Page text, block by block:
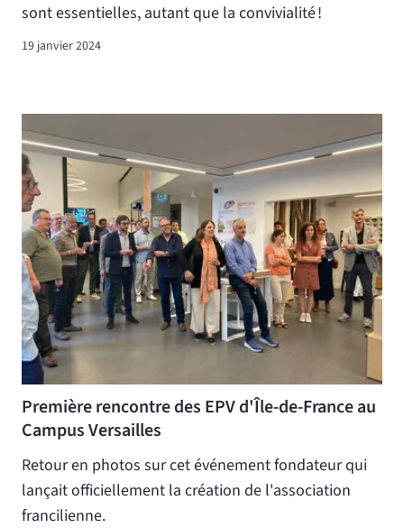
sont essentielles, autant que la convivialité !
19 janvier 2024
Première rencontre des EPV d'Île-de-France au
Campus Versailles
Retour en photos sur cet événement fondateur qui
lançait officiellement la création de l'association
francilienne.